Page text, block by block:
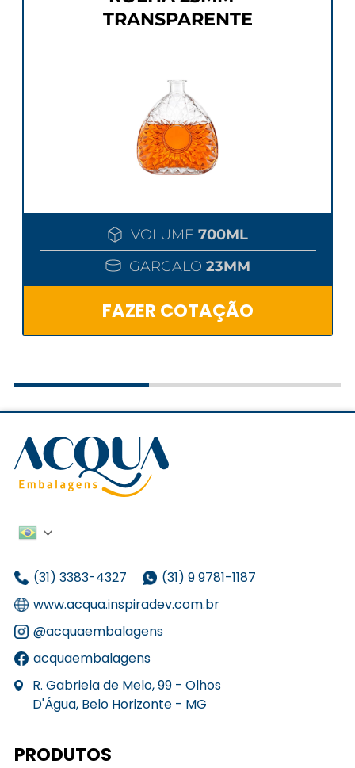
TRANSPARENTE
VOLUME 700ML
GARGALO 23MM
FAZER COTAÇÃO
(31) 3383-4327
(31) 9 9781-1187
www.acqua.inspiradev.com.br
@acquaembalagens
acquaembalagens
R. Gabriela de Melo, 99 - Olhos
D'Água, Belo Horizonte - MG
PRODUTOS